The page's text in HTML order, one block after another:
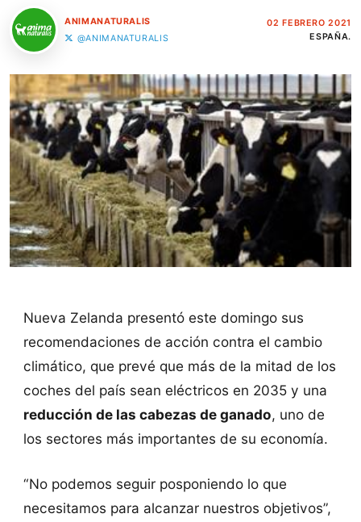
ANIMANATURALIS
@ANIMANATURALIS
02 FEBRERO 2021
ESPAÑA.
Nueva Zelanda presentó este domingo sus
recomendaciones de acción contra el cambio
climático, que prevé que más de la mitad de los
coches del país sean eléctricos en 2035 y una
reducción de las cabezas de ganado, uno de
los sectores más importantes de su economía.
“No podemos seguir posponiendo lo que
necesitamos para alcanzar nuestros objetivos”,